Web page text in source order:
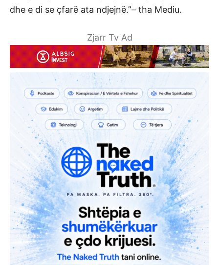
dhe e di se çfarë ata ndjejnë.”– tha Mediu.
Zjarr Tv Ad